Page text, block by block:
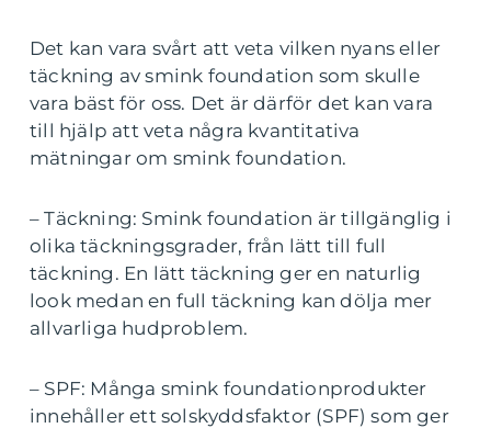
Det kan vara svårt att veta vilken nyans eller
täckning av smink foundation som skulle
vara bäst för oss. Det är därför det kan vara
till hjälp att veta några kvantitativa
mätningar om smink foundation.
– Täckning: Smink foundation är tillgänglig i
olika täckningsgrader, från lätt till full
täckning. En lätt täckning ger en naturlig
look medan en full täckning kan dölja mer
allvarliga hudproblem.
– SPF: Många smink foundationprodukter
innehåller ett solskyddsfaktor (SPF) som ger